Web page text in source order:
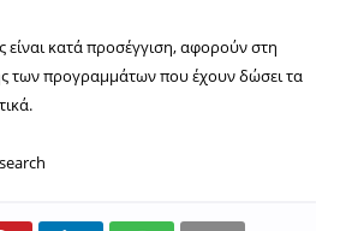
είναι κατά προσέγγιση, αφορούν στη
των προγραμμάτων που έχουν δώσει τα